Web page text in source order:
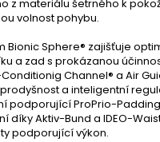
z materiálu šetrného k
volnost pohybu.
Bionic Sphere® zajišťuje
a zad s prokázanou
Channel® a Air
a inteligentní
podporující ProPrio-
díky Aktiv-Bund a IDEO-
podporující výkon.